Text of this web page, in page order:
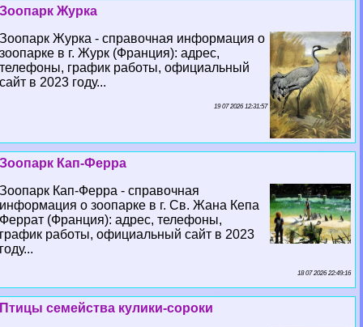
Зоопарк Журка
Зоопарк Журка - справочная информация о
зоопарке в г. Журк (Франция): адрес,
телефоны, график работы, официальный
сайт в 2023 году...
19 07 2026 12:31:57
Зоопарк Кап-Ферра
Зоопарк Кап-Ферра - справочная
информация о зоопарке в г. Св. Жана Кепа
Феррат (Франция): адрес, телефоны,
график работы, официальный сайт в 2023
году...
18 07 2026 22:49:16
Птицы семейства кулики-сороки